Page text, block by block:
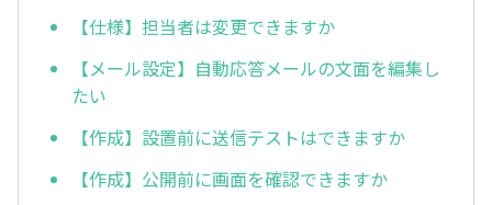
【仕様】担当者は変更できますか
【メール設定】自動応答メールの文面を編集し
たい
【作成】設置前に送信テストはできますか
【作成】公開前に画面を確認できますか